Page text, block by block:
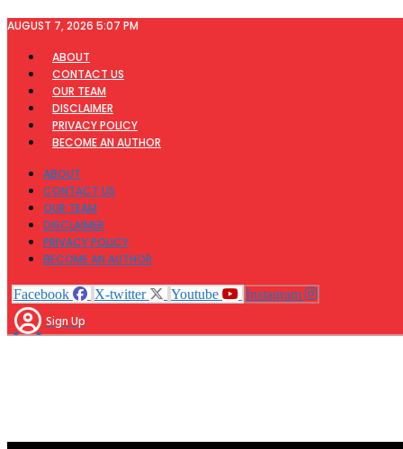
to
AUGUST 7, 2026 5:07 PM
ABOUT
CONTACT US
OUR TEAM
DISCLAIMER
PRIVACY POLICY
BECOME AN AUTHOR
ABOUT
CONTACT US
OUR TEAM
DISCLAIMER
PRIVACY POLICY
BECOME AN AUTHOR
Facebook X-twitter Youtube
Instagram
Sign Up